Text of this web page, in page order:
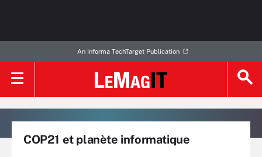
An Informa TechTarget Publication
COP21 et planète informatique